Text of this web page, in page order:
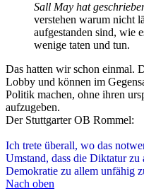
Sall May hat
verstehen warum nicht
aufgestanden sind, wie
wenige taten und tun.
Das hatten wir schon einmal.
Lobby und können im
Politik machen, ohne ihren
aufzugeben.
Der Stuttgarter OB Rommel:
Ich trete überall, wo das
Umstand, dass die Diktatur
Demokratie zu allem unfähig
Nach oben